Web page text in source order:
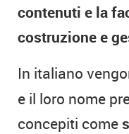
contenuti e la
costruzione e
In italiano
e il loro nome
concepiti come